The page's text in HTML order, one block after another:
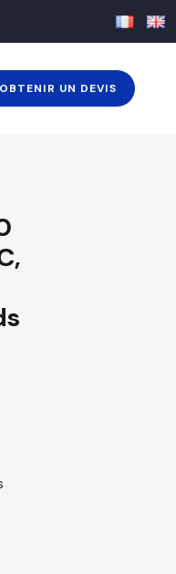
OBTENIR UN DEVIS